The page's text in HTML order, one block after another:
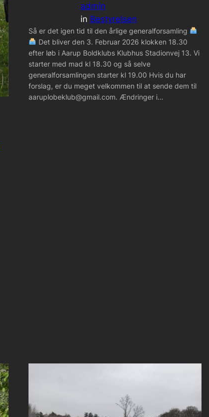
admin
in Bestyrelsen
Så er det igen tid til den årlige generalforsamling
Det bliver den 3. Februar 2026 klokken 18.30
efter løb i Aarup Boldklubs Klubhus Stadionvej 13. Vi
starter med mad kl 18.30 og så selve
generalforsamlingen starter kl 19.00 Hvis du har
forslag, er du meget velkommen til at sende dem til
aaruplobeklub@gmail.com. Ændringer i…